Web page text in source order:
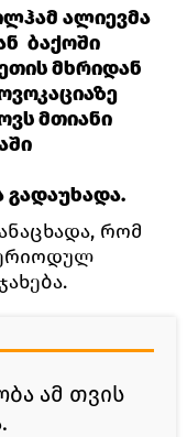
ალიევმა
ბაქოში
მხრიდან
მთიანი
რომ
ამ თვის